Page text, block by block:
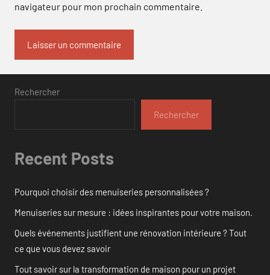
navigateur pour mon prochain commentaire.
Rechercher
Rechercher
Recent Posts
Pourquoi choisir des menuiseries personnalisées ?
Menuiseries sur mesure : idées inspirantes pour votre maison.
Quels événements justifient une rénovation intérieure ? Tout
ce que vous devez savoir
Tout savoir sur la transformation de maison pour un projet